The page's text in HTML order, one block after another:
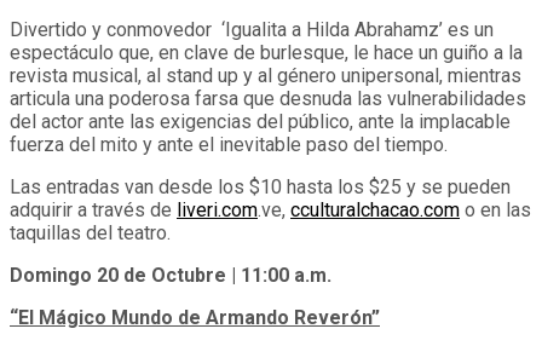
Divertido y conmovedor ‘Igualita a Hilda Abrahamz’ es un
espectáculo que, en clave de burlesque, le hace un guiño a la
revista musical, al stand up y al género unipersonal, mientras
articula una poderosa farsa que desnuda las vulnerabilidades
del actor ante las exigencias del público, ante la implacable
fuerza del mito y ante el inevitable paso del tiempo.
Las entradas van desde los $10 hasta los $25 y se pueden
adquirir a través de liveri.com.ve, cculturalchacao.com o en las
taquillas del teatro.
Domingo 20 de Octubre | 11:00 a.m.
“El Mágico Mundo de Armando Reverón”